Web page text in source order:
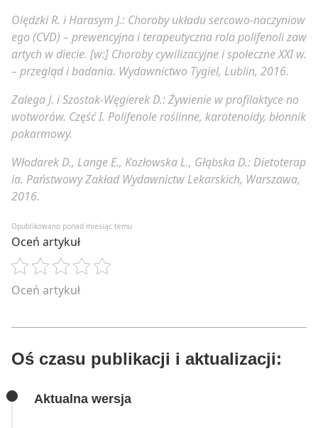
Olędzki R. i Harasym J.: Choroby układu sercowo-naczyniow
ego (CVD) – prewencyjna i terapeutyczna rola polifenoli zaw
artych w diecie. [w:] Choroby cywilizacyjne i społeczne XXI w.
– przegląd i badania. Wydawnictwo Tygiel, Lublin, 2016.
Zalega J. i Szostak-Węgierek D.: Żywienie w profilaktyce no
wotworów. Część I. Polifenole roślinne, karotenoidy, błonnik
pokarmowy.
Włodarek D., Lange E., Kozłowska L., Głąbska D.: Dietoterap
ia. Państwowy Zakład Wydawnictw Lekarskich, Warszawa,
2016.
Opublikowano ponad miesiąc temu
Oceń artykuł
Oceń artykuł
Oś czasu publikacji i aktualizacji:
Aktualna wersja